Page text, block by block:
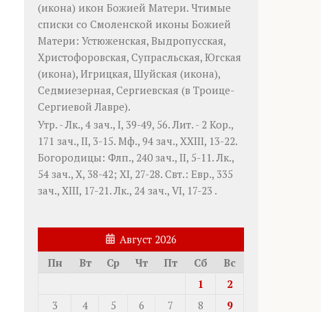
(икона) икон Божией Матери. Чтимые
списки со Смоленской иконы Божией
Матери: Устюженская, Выдропусская,
Христофоровская, Супрасльская, Югская
(икона), Игрицкая, Шуйская (икона),
Седмиезерная, Сергиевская (в Троице-
Сергиевой Лавре).
Утр. -Лк., 4 зач., I, 39-49, 56.Лит. - 2 Кор.,
171 зач., II, 3-15. Мф., 94 зач., XXIII, 13-22.
Богородицы: Флп., 240 зач., II, 5-11. Лк.,
54 зач., X, 38-42; XI, 27-28. Свт.: Евр., 335
зач., XIII, 17-21. Лк., 24 зач., VI, 17-23 .
Август 2026
Пн
Вт Ср Чт Пт Сб
Вс
1
2
3
4 5 6 7 8
9